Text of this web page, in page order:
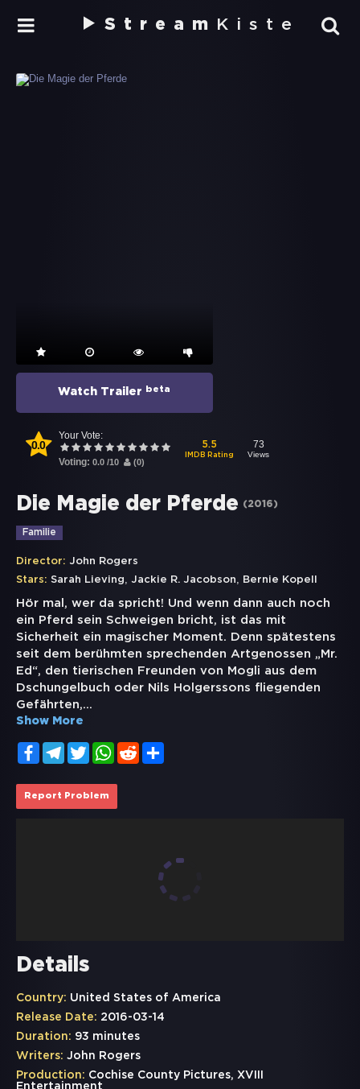
Stream Kiste
Watch Trailer beta
0.0
Your Vote:
Voting: 0.0 /10 (0)
5.5
IMDB Rating
73
Views
Die Magie der Pferde (2016)
Familie
Director: John Rogers
Stars: Sarah Lieving, Jackie R. Jacobson, Bernie Kopell
Hör mal, wer da spricht! Und wenn dann auch noch
ein Pferd sein Schweigen bricht, ist das mit
Sicherheit ein magischer Moment. Denn spätestens
seit dem berühmten sprechenden Artgenossen „Mr.
Ed“, den tierischen Freunden von Mogli aus dem
Dschungelbuch oder Nils Holgerssons fliegenden
Gefährten,...
Show More
FacebookTelegramTwitterWhatsApp
Reddit
Report Problem
Details
Country: United States of America
Release Date: 2016-03-14
Duration: 93 minutes
Writers: John Rogers
Production: Cochise County Pictures, XVIII
Entertainment